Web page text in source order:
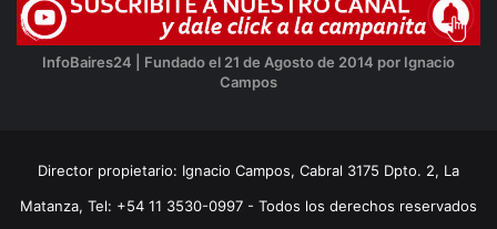
InfoBaires24 | Fundado el 21 de Agosto de 2014 por Ignacio
Campos
Director propietario: Ignacio Campos, Cabral 3175 Dpto. 2, La
Matanza, Tel: +54 11 3530-0997 - Todos los derechos reservados